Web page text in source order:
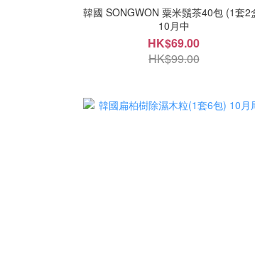
韓國 SONGWON 粟米鬚茶40包 (1套2
10月中
HK$69.00
HK$99.00